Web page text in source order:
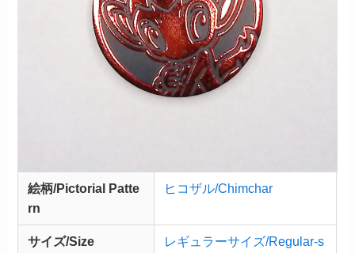
絵柄/Pictorial Patte
rn
ヒコザル/Chimchar
サイズ/Size
レギュラーサイズ/Regular-s